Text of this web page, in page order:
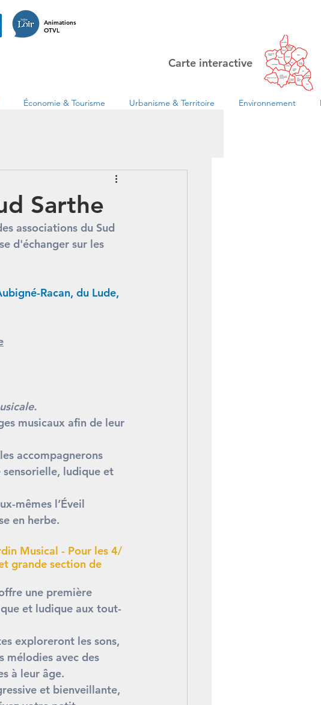
Animations
OTVL
Carte interactive
Sarthe
associations du Sud
d'échanger sur les
Racan, du Lude,
musicaux afin de leur
accompagnerons
sensorielle, ludique et
mêmes l’Éveil
en herbe.
Musical - Pour les 4/
grande section de
une première
et ludique aux tout-
exploreront les sons,
mélodies avec des
à leur âge.
et bienveillante,
Économie & Tourisme Urbanisme & Territoire Environnement